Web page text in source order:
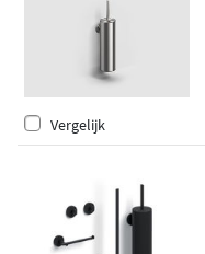
Vergelijk